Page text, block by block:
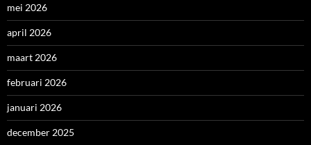
mei 2026
april 2026
maart 2026
februari 2026
januari 2026
december 2025